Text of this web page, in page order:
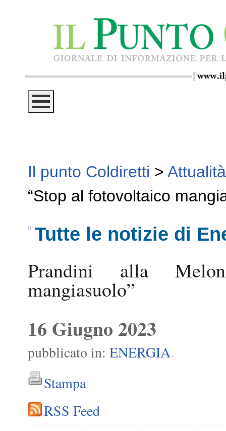
Il punto Coldiretti > Attualità
“Stop al fotovoltaico
Tutte le notizie di
Prandini alla
mangiasuolo”
16 Giugno 2023
pubblicato in: ENERGIA -
Stampa
RSS Feed